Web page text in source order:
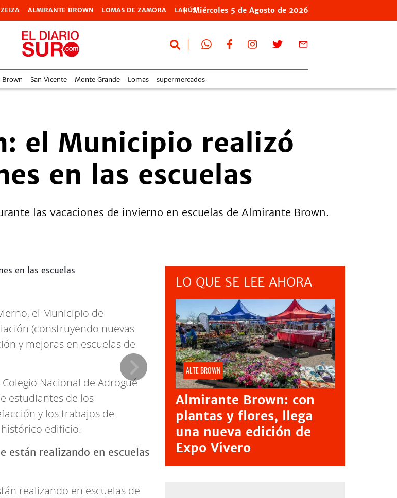
ALMIRANTE BROWN LOMAS DE ZAMORA LANÚSMiércoles 5 de Agosto de 2026
San Vicente Monte Grande Lomas supermercados
el Municipio realizó
en las escuelas
las vacaciones de invierno en escuelas de Almirante Brown.
el Municipio de
(construyendo nuevas
y mejoras en escuelas de
Nacional de Adrogué
estudiantes de los
y los trabajos de
edificio.
realizando en escuelas de
LO QUE SE LEE AHORA
ALTE BROWN
Almirante Brown: con
plantas y flores, llega
una nueva edición de
Expo Vivero